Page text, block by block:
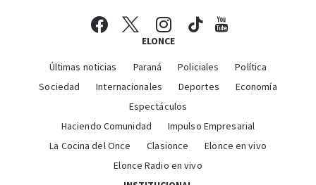
ELONCE
Últimas noticias Paraná Policiales
Política
Sociedad
Internacionales Deportes
Economía
Espectáculos
Haciendo Comunidad
Impulso Empresarial
La Cocina del Once
Clasionce
Elonce en vivo
Elonce Radio en vivo